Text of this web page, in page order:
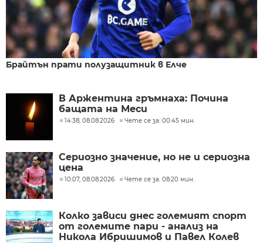
Брайтън прати полузащитник в Елче
В Аржентина гръмнаха: Почина
бащата на Меси
14:38, 08.08.2026 Чете се за: 00:45 мин.
Сериозно значение, но не и сериозна
цена
10:07, 08.08.2026 Чете се за: 08:20 мин.
Колко зависи днес големият спорт
от големите пари - анализ на
Никола Ибришимов и Павел Колев